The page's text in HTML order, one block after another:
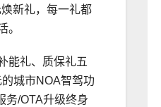
新礼，每一礼都
。
能礼、质保礼五
城市NOA智驾功
务/OTA升级终身